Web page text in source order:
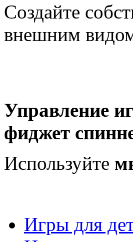
Создайте
внешним
Управление
фиджет
Используйте
Игры для